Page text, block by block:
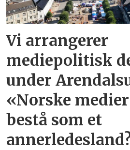
Vi arrangerer
mediepolitisk
under
«Norske
bestå som et